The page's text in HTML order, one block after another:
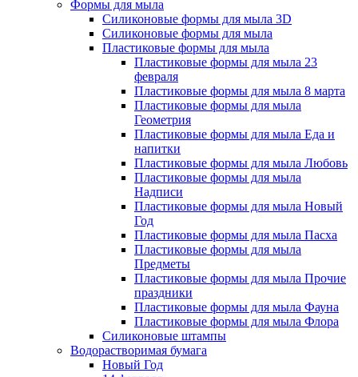
Формы для мыла
Силиконовые формы для мыла 3D
Силиконовые формы для мыла
Пластиковые формы для мыла
Пластиковые формы для мыла 23
февраля
Пластиковые формы для мыла 8 марта
Пластиковые формы для мыла
Геометрия
Пластиковые формы для мыла Еда и
напитки
Пластиковые формы для мыла Любовь
Пластиковые формы для мыла
Надписи
Пластиковые формы для мыла Новый
Год
Пластиковые формы для мыла Пасха
Пластиковые формы для мыла
Предметы
Пластиковые формы для мыла Прочие
праздники
Пластиковые формы для мыла Фауна
Пластиковые формы для мыла Флора
Силиконовые штампы
Водорастворимая бумага
Новый Год